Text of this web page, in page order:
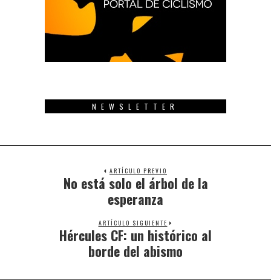
NEWSLETTER
ARTÍCULO PREVIO
Previous
No está solo el árbol de la
esperanza
ARTÍCULO SIGUIENTE
Next
post:
Hércules CF: un histórico al
borde del abismo